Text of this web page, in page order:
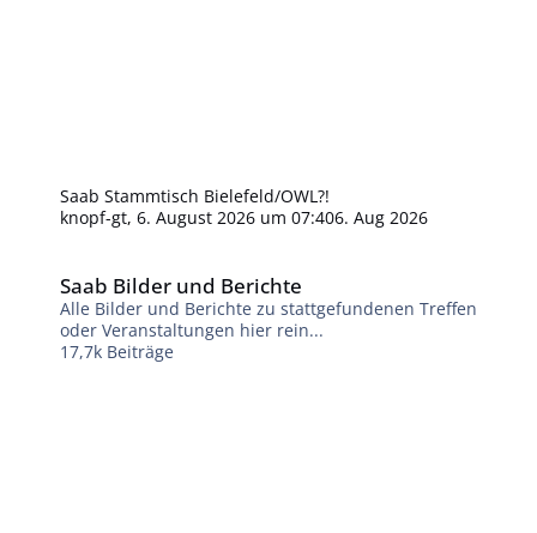
Saab Stammtisch Bielefeld/OWL?!
knopf-gt,6. August 2026 um 07:406. Aug 2026
Saab Bilder und Berichte
Alle Bilder und Berichte zu stattgefundenen Treffen
oder Veranstaltungen hier rein...
17,7k Beiträge